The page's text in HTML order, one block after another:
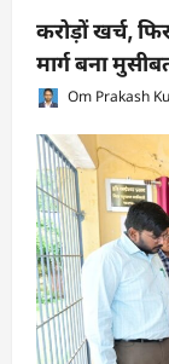
करोड़ों खर्च,
मार्ग बना
Om Prakash